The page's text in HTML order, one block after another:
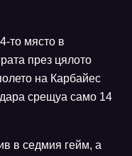
то място в
през цялото
на Карбайес
срещуа само 14
в седмия гейм, а